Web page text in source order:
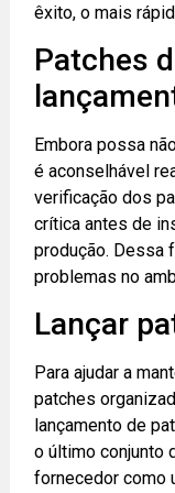
êxito, o mais
Patches
Embora possa
é aconselhável
verificação dos
crítica antes de
produção. Dessa
problemas no
Lançar
Para ajudar a
patches
lançamento de
o último conjunto
fornecedor como